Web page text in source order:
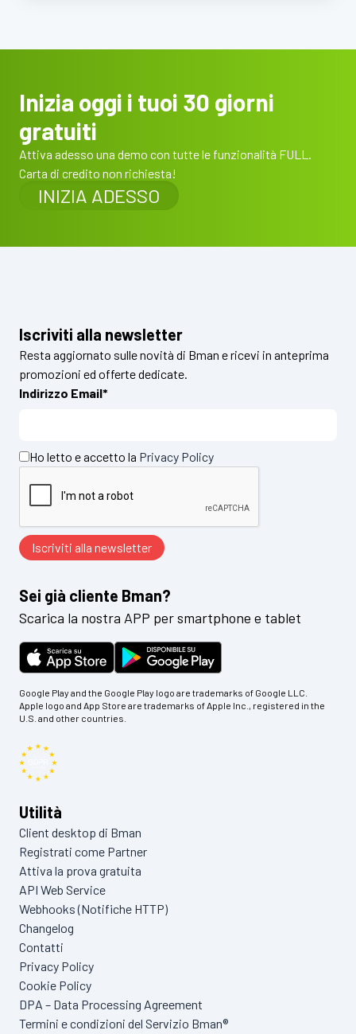
Inizia oggi i tuoi 30 giorni
gratuiti
Attiva adesso una demo con tutte le funzionalità FULL.
Carta di credito non richiesta!
INIZIA ADESSO
Iscriviti alla newsletter
Resta aggiornato sulle novità di Bman e ricevi in anteprima
promozioni ed offerte dedicate.
Indirizzo Email*
Ho letto e accetto la Privacy Policy
Sei già cliente Bman?
Scarica la nostra APP per smartphone e tablet
Google Play and the Google Play logo are trademarks of Google LLC.
Apple logo and App Store are trademarks of Apple Inc., registered in the
U.S. and other countries.
Utilità
Client desktop di Bman
Registrati come Partner
Attiva la prova gratuita
API Web Service
Webhooks (Notifiche HTTP)
Changelog
Contatti
Privacy Policy
Cookie Policy
DPA – Data Processing Agreement
Termini e condizioni del Servizio Bman®